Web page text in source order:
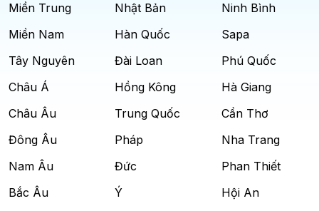
Miền Trung
Miền Nam
Tây Nguyên
Châu Á
Châu Âu
Đông Âu
Nam Âu
Bắc Âu
Nhật Bản
Hàn Quốc
Đài Loan
Hồng Kông
Trung Quốc
Pháp
Đức
Ý
Ninh Bình
Sapa
Phú Quốc
Hà Giang
Cần Thơ
Nha Trang
Phan Thiết
Hội An